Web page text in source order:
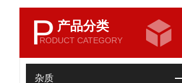
P 产品分类
RODUCT CATEGORY
杂质